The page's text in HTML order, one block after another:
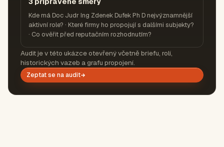
Kde má Doc Judr Ing Zdenek Dufek Ph D nejvýznamnější
aktivní role? · Které firmy ho propojují s dalšími subjekty?
· Co ověřit před reputačním rozhodnutím?
Audit je v této ukázce otevřený včetně briefu, rolí,
historických vazeb a grafu propojení.
Zeptat se na audit